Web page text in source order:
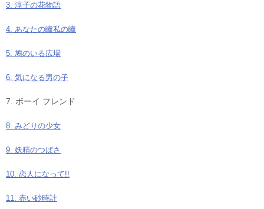
3. 淳子の花物語
4. あなたの瞳私の瞳
5. 鳩のいる広場
6. 気になる男の子
7. ボーイ フレンド
8. みどりの少女
9. 妖精のつばさ
10. 恋人になって!!
11. 赤い砂時計